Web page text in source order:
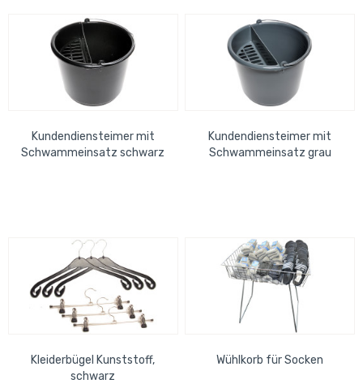
Kundendiensteimer mit
Schwammeinsatz schwarz
Kundendiensteimer mit
Schwammeinsatz grau
Kleiderbügel Kunststoff,
schwarz
Wühlkorb für Socken